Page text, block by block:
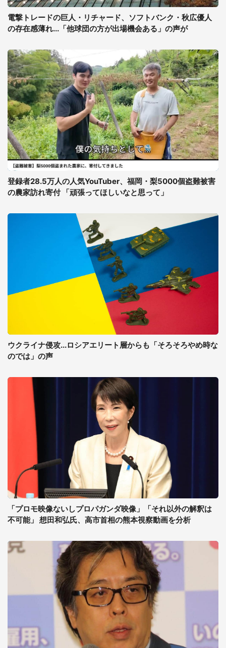
電撃トレードの巨人・リチャード、ソフトバンク・秋広優人
の存在感薄れ...「他球団の方が出場機会ある」の声が
登録者28.5万人の人気YouTuber、福岡・梨5000個盗難被害
の農家訪れ寄付 「頑張ってほしいなと思って」
ウクライナ侵攻...ロシアエリート層からも「そろそろやめ時な
のでは」の声
「プロモ映像ないしプロパガンダ映像」「それ以外の解釈は
不可能」 想田和弘氏、高市首相の熊本視察動画を分析